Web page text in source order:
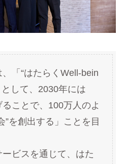
「“はたらくWell-bein
して、2030年には
ることで、100万人のよ
”を創出する」ことを目
ビスを通じて、はた